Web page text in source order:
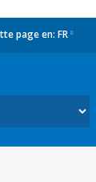
page en: FR